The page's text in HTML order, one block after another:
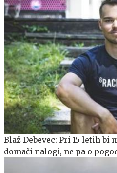
Blaž Debevec: Pri 15 letih
domači nalogi, ne pa o